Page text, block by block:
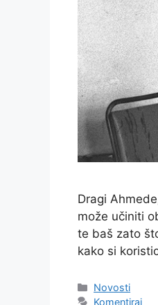
Dragi
može učiniti
te baš zato
kako si
Kategorije
Novosti
Komentiraj